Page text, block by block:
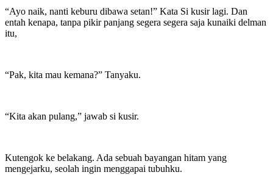
“Ayo naik, nanti keburu dibawa setan!” Kata Si kusir lagi. Dan
entah kenapa, tanpa pikir panjang segera segera saja kunaiki delman
itu,
“Pak, kita mau kemana?” Tanyaku.
“Kita akan pulang,” jawab si kusir.
Kutengok ke belakang. Ada sebuah bayangan hitam yang
mengejarku, seolah ingin menggapai tubuhku.